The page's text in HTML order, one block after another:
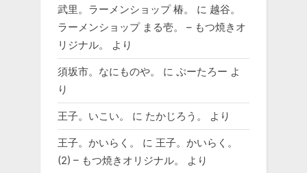
武里。ラーメンショップ 椿。 に 越谷。
ラーメンショップ まる壱。 – もつ焼きオ
リジナル。
より
須坂市。なにものや。 に ぷーたろー よ
り
王子。いこい。 に たかじろう。 より
王子。かいらく。 に 王子。かいらく。
(2) – もつ焼きオリジナル。
より